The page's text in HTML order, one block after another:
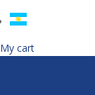
My cart